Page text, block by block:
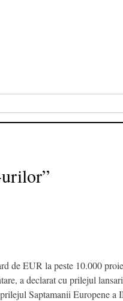
de EUR la peste 10.000
a declarat cu prilejul
Saptamanii Europene